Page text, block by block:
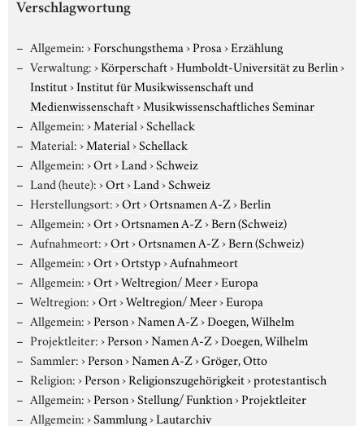
Verschlagwortung
Allgemein:›Forschungsthema›Prosa›Erzählung
Verwaltung:›Körperschaft›Humboldt-Universität zu Berlin›
Institut›Institut für Musikwissenschaft und
Medienwissenschaft›Musikwissenschaftliches Seminar
Allgemein:›Material›Schellack
Material:›Material›Schellack
Allgemein:›Ort›Land›Schweiz
Land (heute):›Ort›Land›Schweiz
Herstellungsort:›Ort›Ortsnamen A-Z›Berlin
Allgemein:›Ort›Ortsnamen A-Z›Bern (Schweiz)
Aufnahmeort:›Ort›Ortsnamen A-Z›Bern (Schweiz)
Allgemein:›Ort›Ortstyp›Aufnahmeort
Allgemein:›Ort›Weltregion/ Meer›Europa
Weltregion:›Ort›Weltregion/ Meer›Europa
Allgemein:›Person›Namen A-Z›Doegen, Wilhelm
Projektleiter:›Person›Namen A-Z›Doegen, Wilhelm
Sammler:›Person›Namen A-Z›Gröger, Otto
Religion:›Person›Religionszugehörigkeit›protestantisch
Allgemein:›Person›Stellung/ Funktion›Projektleiter
Allgemein:›Sammlung›Lautarchiv